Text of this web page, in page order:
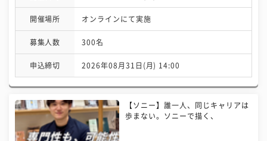
開催場所 オンラインにて実施
募集人数 300名
申込締切 2026年08月31日(月) 14:00
【ソニー】誰一人、同じキャリアは
歩まない。ソニーで描く、